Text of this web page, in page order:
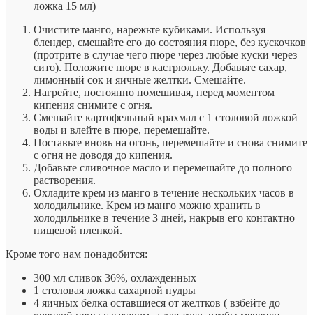
ложка 15 мл)
Очистите манго, нарежьте кубиками. Используя
блендер, смешайте его до состояния пюре, без кускочков
(протрите в случае чего пюре через любые куски через
сито). Положите пюре в кастрюльку. Добавьте сахар,
лимонный сок и яичные желтки. Смешайте.
Нагрейте, постоянно помешивая, перед моментом
кипения снимите с огня.
Смешайте картофельный крахмал с 1 столовой ложкой
воды и влейте в пюре, перемешайте.
Поставьте вновь на огонь, перемешайте и снова снимите
с огня не доводя до кипения.
Добавьте сливочное масло и перемешайте до полного
растворения.
Охладите крем из манго в течение нескольких часов в
холодильнике. Крем из манго можно хранить в
холодильнике в течение 3 дней, накрыв его контактно
пищевой пленкой.
Кроме того нам понадобится:
300 мл сливок 36%, охлажденных
1 столовая ложка сахарной пудры
4 яичных белка оставшиеся от желтков ( взбейте до